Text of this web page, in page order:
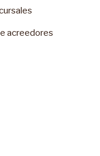
acreedores